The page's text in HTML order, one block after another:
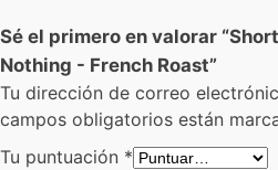
Sé el primero en valorar
Nothing - French Roast”
Tu dirección de correo
campos obligatorios están
Tu puntuación *